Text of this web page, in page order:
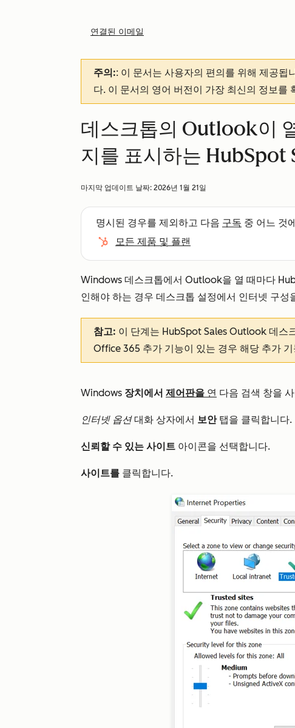
연결된 이메일
주의:: 이 문서는 사용자의 편의를 위해 제공됩
다. 이 문서의 영어 버전이 가장 최신의 정보를
데스크톱의 Outlook이
지를 표시하는 HubSpot
마지막 업데이트 날짜: 2026년 1월 21일
명시된 경우를 제외하고 다음 구독 중 어느 것
모든 제품 및 플랜
Windows 데스크톱에서 Outlook을 열 때마다
인해야 하는 경우 데스크톱 설정에서 인터넷 구성
참고: 이 단계는 HubSpot Sales Outlook 데스
Office 365 추가 기능이 있는 경우 해당 추가
Windows 장치에서 제어판을 연 다음 검색 창을
인터넷 옵션대화 상자에서 보안탭을 클릭합니다.
신뢰할 수 있는 사이트 아이콘을 선택합니다.
사이트를 클릭합니다.